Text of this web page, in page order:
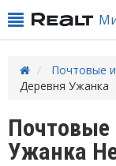
Почтовые
Деревня Ужанка
Ужанка